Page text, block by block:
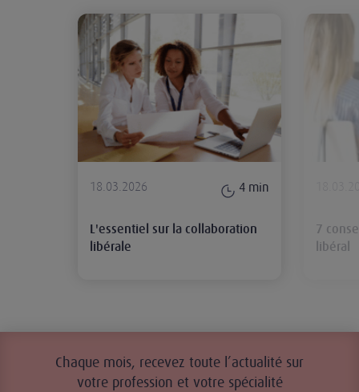
L'essentiel sur la collaboration
18.03.2026 4 min
L'essentiel sur la collaboration
libérale
7
libéral
Chaque mois, recevez toute l’actualité sur
votre profession et votre spécialité